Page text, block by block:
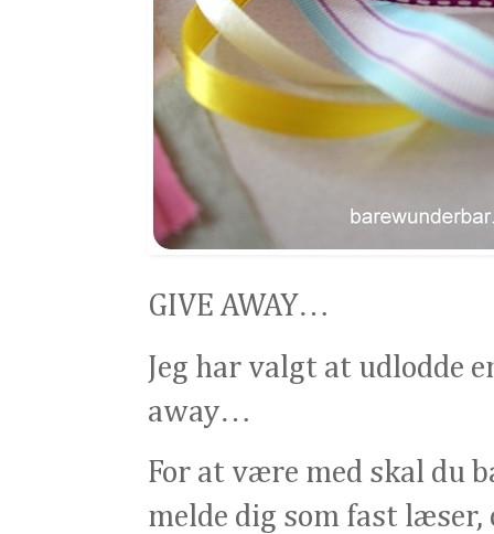
GIVE AWAY…
Jeg har valgt at udlodde
away…
For at være med skal du
melde dig som fast